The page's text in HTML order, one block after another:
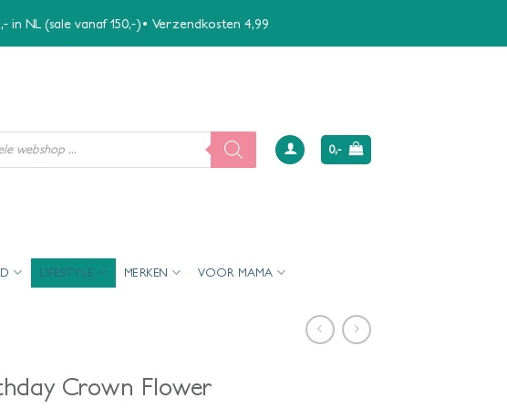
NL (sale vanaf 150,-)• Verzendkosten 4,99
0,-
LIFESTYLE MERKEN VOOR MAMA
Crown Flower